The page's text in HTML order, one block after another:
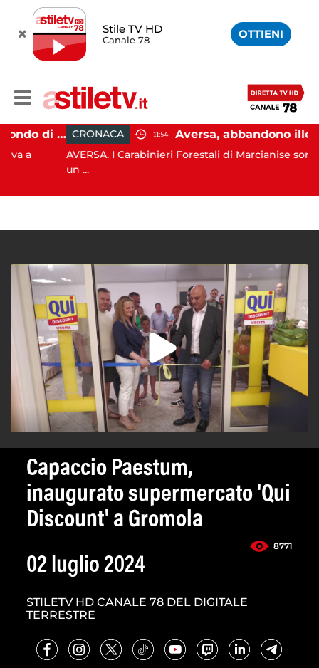
Stile TV HD
Canale 78 OTTIENI
Capaccio Paestum, affondo di Forza Italia: "Paolino è arrivato al capolinea" CRONACA 11:54
AVERSA. I Carabinieri Forestali di Marcianise
Capaccio Paestum,
inaugurato supermercato 'Qui
Discount' a Gromola
8771
02 luglio 2024
STILETV HD CANALE 78 DEL DIGITALE
TERRESTRE